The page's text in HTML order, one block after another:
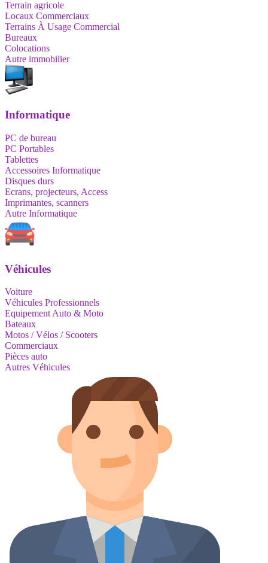
Terrain agricole
Locaux Commerciaux
Terrains À Usage Commercial
Bureaux
Colocations
Autre immobilier
Informatique
PC de bureau
PC Portables
Tablettes
Accessoires Informatique
Disques durs
Ecrans, projecteurs, Access
Imprimantes, scanners
Autre Informatique
Véhicules
Voiture
Véhicules Professionnels
Equipement Auto & Moto
Bateaux
Motos / Vélos / Scooters
Commerciaux
Pièces auto
Autres Véhicules